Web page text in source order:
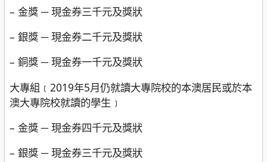
– 金獎 ─ 現金券三千元及獎狀
– 銀獎 ─ 現金券二千元及獎狀
– 銅獎 ─ 現金券一千元及獎狀
大專組﹝2019年5月仍就讀大專院校的本澳居民或於本
澳大專院校就讀的學生﹞
– 金獎 ─ 現金券四千元及獎狀
– 銀獎 ─ 現金券三千元及獎狀